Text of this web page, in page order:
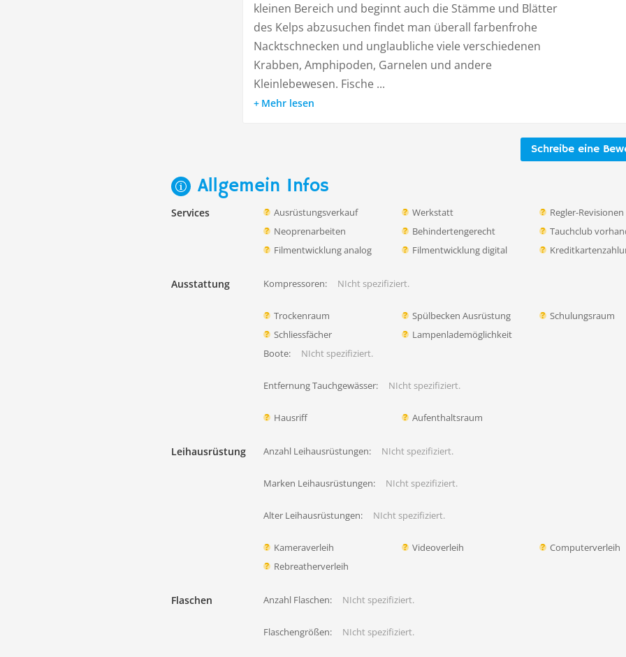
kleinen Bereich und beginnt auch die Stämme und Blätter
des Kelps abzusuchen findet man überall farbenfrohe
Nacktschnecken und unglaubliche viele verschiedenen
Krabben, Amphipoden, Garnelen und andere
Kleinlebewesen. Fische ...
Mehr lesen
Schreibe eine
Allgemein Infos
Services Ausrüstungsverkauf Werkstatt
Regler-Revisionen
Neoprenarbeiten
Behindertengerecht
Tauchclub
Filmentwicklung analog
Filmentwicklung digital
Ausstattung Kompressoren: NIcht spezifiziert.
Trockenraum Spülbecken Ausrüstung
Schulungsraum
Schliessfächer
Lampenlademöglichkeit
Boote:
NIcht spezifiziert.
Entfernung Tauchgewässer: NIcht spezifiziert.
Hausriff Aufenthaltsraum
Leihausrüstung Anzahl Leihausrüstungen: NIcht spezifiziert.
Marken Leihausrüstungen: NIcht spezifiziert.
Alter Leihausrüstungen: NIcht spezifiziert.
Kameraverleih Videoverleih
Computerverleih
Rebreatherverleih
Flaschen Anzahl Flaschen: NIcht spezifiziert.
Flaschengrößen: NIcht spezifiziert.